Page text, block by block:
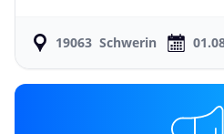
19063 Schwerin